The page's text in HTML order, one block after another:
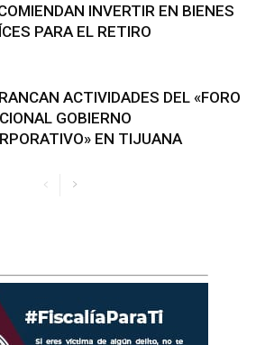
INVERTIR EN BIENES
PARA EL RETIRO
ACTIVIDADES DEL «FORO
GOBIERNO
EN TIJUANA